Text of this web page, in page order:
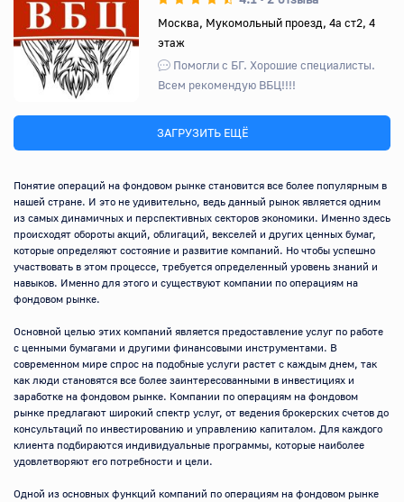
Назад ВпередМосква, Мукомольный проезд, 4а ст2, 4
этаж
Помогли с БГ. Хорошие специалисты.
Всем рекомендую ВБЦ!!!!
ЗАГРУЗИТЬ ЕЩЁ
Понятие операций на фондовом рынке становится все более популярным в
нашей стране. И это не удивительно, ведь данный рынок является одним
из самых динамичных и перспективных секторов экономики. Именно здесь
происходят обороты акций, облигаций, векселей и других ценных бумаг,
которые определяют состояние и развитие компаний. Но чтобы успешно
участвовать в этом процессе, требуется определенный уровень знаний и
навыков. Именно для этого и существуют компании по операциям на
фондовом рынке.
Основной целью этих компаний является предоставление услуг по работе
с ценными бумагами и другими финансовыми инструментами. В
современном мире спрос на подобные услуги растет с каждым днем, так
как люди становятся все более заинтересованными в инвестициях и
заработке на фондовом рынке. Компании по операциям на фондовом
рынке предлагают широкий спектр услуг, от ведения брокерских счетов до
консультаций по инвестированию и управлению капиталом. Для каждого
клиента подбираются индивидуальные программы, которые наиболее
удовлетворяют его потребности и цели.
Одной из основных функций компаний по операциям на фондовом рынке